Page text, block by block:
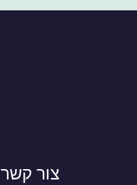
צור קשר